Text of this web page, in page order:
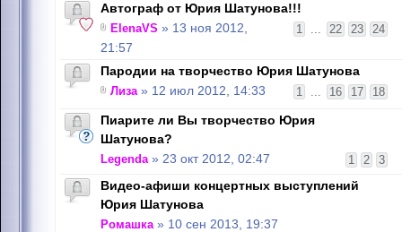
Автограф от Юрия Шатунова!!!
1 ... 22 23 24
ElenaVS » 13 ноя 2012,
21:57
Пародии на творчество Юрия Шатунова
1 ... 16 17 18
Лиза» 12 июл 2012, 14:33
Пиарите ли Вы творчество Юрия
Шатунова?
1 2 3
Legenda» 23 окт 2012, 02:47
Видео-афиши концертных выступлений
Юрия Шатунова
Ромашка» 10 сен 2013, 19:37